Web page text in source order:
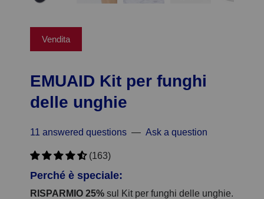
Vendita
EMUAID Kit per funghi
delle unghie
11 answered questions — Ask a question
(163)
Perché è speciale:
RISPARMIO 25% sul Kit per funghi delle unghie.